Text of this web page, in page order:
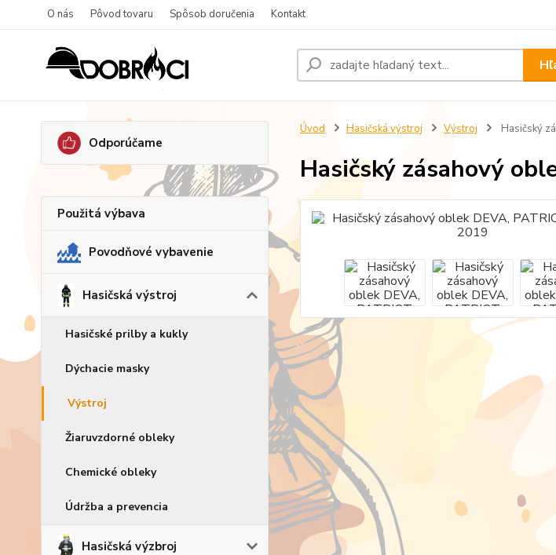
O nás Pôvod tovaru Spôsob doručenia Kontakt
Odporúčame
Použitá výbava
Povodňové vybavenie
Hasičská výstroj
Hasičské prilby a kukly
Dýchacie masky
Výstroj
Žiaruvzdorné obleky
Chemické obleky
Údržba a prevencia
Hasičská výzbroj
Úvod Hasičská výstroj Výstroj Hasičský
Hasičský zásahový